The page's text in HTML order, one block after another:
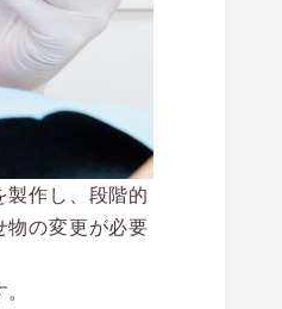
作し、段階的
物の変更が必要